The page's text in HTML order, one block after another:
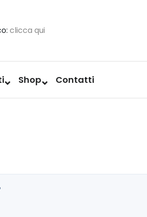
clicca qui
Shop Contatti